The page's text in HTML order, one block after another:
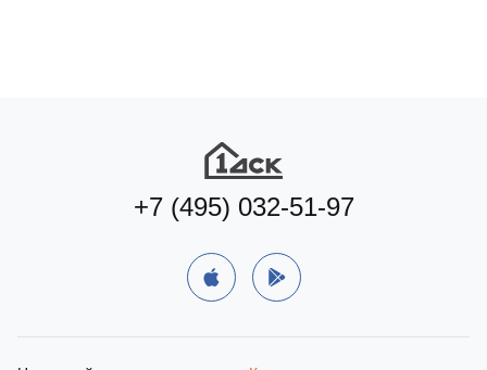
Подобрать квартиру
+7 (495) 032-51-97